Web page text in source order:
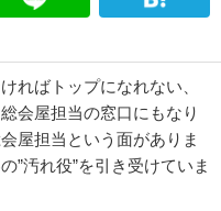
ればトップになれない、
会屋担当の窓口にもなり
屋担当という面がありま
”汚れ役”を引き受けていま